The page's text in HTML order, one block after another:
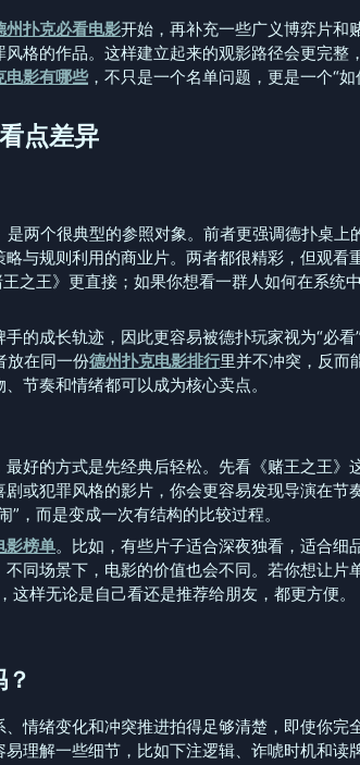
州扑克必看电影开始，再补充一些广义博弈片和
格的作品。这样建立起来的观影路径会更完整
电影有哪些，不只是一个名单问题，更是一个“如
点差异
两个很典型的参照对象。前者更强调德扑桌上
与规则利用的商业片。两者都很精彩，但观看
之王》更直接；如果你想看一群人如何在系统
的成长轨迹，因此更容易被德扑玩家视为“必看
放在同一份德州扑克电影排行里并不冲突，反而
节奏和情绪都可以成为核心卖点。
好的方式是先经典后轻松。先看《赌王之王》
或犯罪风格的影片，你会更容易发现导演在节
，而是变成一次有结构的比较过程。
影榜单。比如，有些片子适合深夜独看，适合细
同场景下，电影的价值也会不同。若你想让片
这样无论是自己看还是推荐给朋友，都更方便。
、情绪变化和冲突推进拍得足够清楚，即使你完
理解一些细节，比如下注逻辑、诈唬时机和读